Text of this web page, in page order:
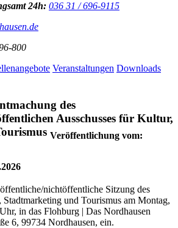
24h: 036 31 / 696-9115
800
Veranstaltungen Downloads
des
Ausschusses für Kultur,
Veröffentlichung vom:
nichtöffentliche Sitzung des
und Tourismus am Montag,
in das Flohburg | Das Nordhausen
6, 99734 Nordhausen, ein.